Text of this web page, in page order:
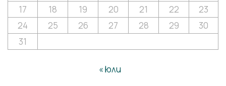
17
18 19 20 21 22
23
24
25 26 27 28 29
30
31
« юли